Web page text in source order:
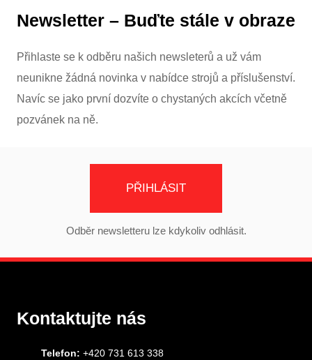
Newsletter – Buďte stále v obraze
Přihlaste se k odběru našich newsleterů a už vám
neunikne žádná novinka v nabídce strojů a příslušenství.
Navíc se jako první dozvíte o chystaných akcích včetně
pozvánek na ně.
PŘIHLÁSIT
Odběr newsletteru lze kdykoliv odhlásit.
Kontaktujte nás
Telefon: +420 731 613 338